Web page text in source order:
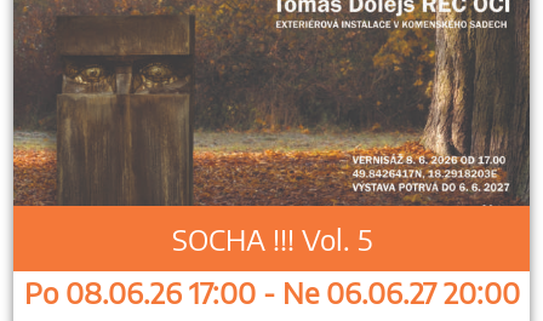
SOCHA !!! Vol. 5
Po 08.06.26 17:00 - Ne 06.06.27 20:00